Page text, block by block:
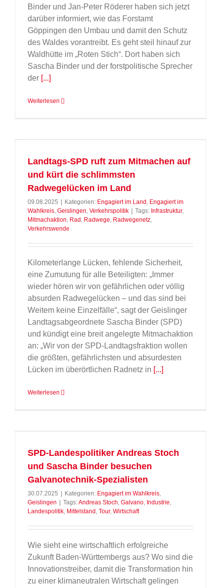
Binder und Jan-Peter Röderer haben sich jetzt
darüber informiert, wie das Forstamt
Göppingen den Umbau und damit den Schutz
des Waldes vorantreibt. Es geht steil hinauf zur
Waldhütte im „Roten Stich“. Dort haben sich
Sascha Binder und der forstpolitische Sprecher
der [...]
Weiterlesen
Landtags-SPD ruft zum Mitmachen auf
und kürt die schlimmsten
Radwegelücken im Land
09.08.2025 Kategorien: Engagiert im Land , Engagiert im
Wahlkreis, Geislingen, Verkehrspolitik Tags: Infrastruktur,
Mitmachaktion, Rad , Radwege, Radwegenetz,
Verkehrswende
Kilometerlange Lücken, fehlende Sicherheit,
eine Zumutung für alle Beteiligten: „Immer
wieder hören wir von gefährlichen oder völlig
absurden Radwegelücken – und das sind bei
Weitem keine Einzelfälle“, sagt der Geislinger
Landtagsabgeordnete Sascha Binder (SPD)
und kündigt eine breit angelegte Mitmachaktion
an: „Wir von der SPD-Landtagsfraktion wollen
die größten, gefährlichsten und absurdesten
Lücken im überörtlichen Radnetz in [...]
Weiterlesen
SPD-Landespolitiker Andreas Stoch
und Sascha Binder besuchen
Galvanotechnik-Spezialisten
30.07.2025 Kategorien: Engagiert im Wahlkreis,
Geislingen
Tags:Andreas Stoch, Galvano, Industrie,
Landespolitik, Mittelstand , Tour, Wirtschaft
Wie sieht eine wirtschaftlich erfolgreiche
Zukunft Baden-Württembergs aus? Wo sind die
Innovationstreiber, damit die Transformation hin
zu einer klimaneutralen Wirtschaft gelingen